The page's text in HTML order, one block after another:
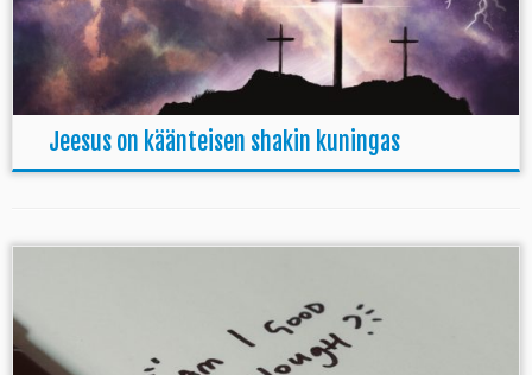
Jeesus on käänteisen shakin kuningas